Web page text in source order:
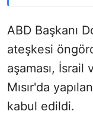
ABD Başkanı
ateşkesi
aşaması, İsrail
Mısır'da
kabul edildi.